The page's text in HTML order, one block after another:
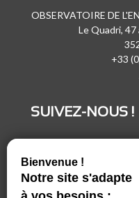
OBSERVATOIRE DE
Le Quadri, 47
+33
SUIVEZ-NOUS !
Vimeo
Facebook